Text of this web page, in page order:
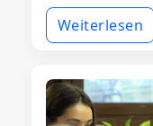
Weiterlesen